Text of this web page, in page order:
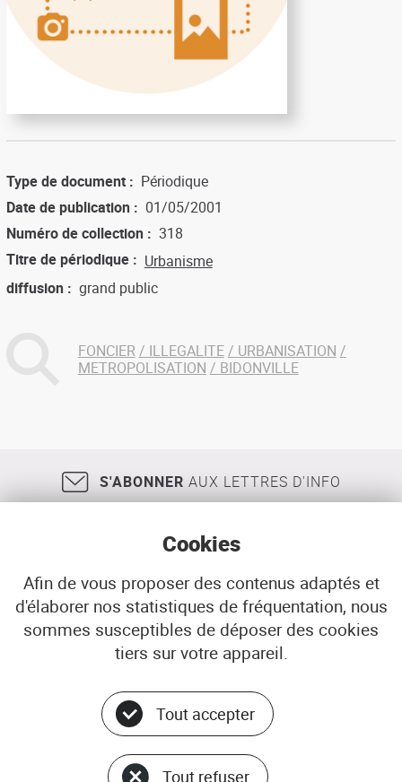
Type de document
Périodique
Date de publication
01/05/2001
Numéro de collection
318
Titre de périodique
Urbanisme
diffusion
grand public
FONCIER ILLEGALITE
URBANISATION
METROPOLISATION
BIDONVILLE
S'ABONNER AUX LETTRES D'INFO
18, rue Jean Jaurès 29200 BREST
02 98 33 51 71
CONTACT
© ADEUPa
PLAN DU SITE
Cookies
Afin de vous proposer des contenus adaptés et
d'élaborer nos statistiques de fréquentation, nous
sommes susceptibles de déposer des cookies
tiers sur votre appareil.
Tout accepter
Tout refuser